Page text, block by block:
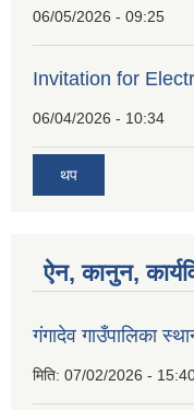
06/05/2026 - 09:25
Invitation for
06/04/2026 - 10:34
थप
ऐन, कानुन,
गंगादेव गाउँपालिका
मिति: 07/02/2026 -